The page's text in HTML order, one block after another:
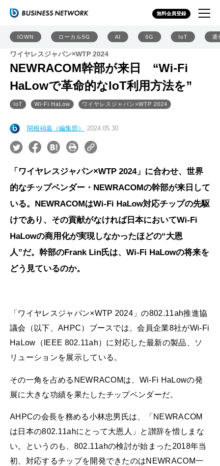
無料会員登録
IOWN ローカル5G AI 6G IoT 通
ワイヤレスジャパン×WTP 2024
NEWRACOM幹部が来日 “Wi-Fi
HaLowで革命的なIoT利用方法を”
IoT Wi-Fi HaLow ワイヤレスジャパン×WTP 2024
関根禎嘉（編集部） 2024.05.30
「ワイヤレスジャパン×WTP 2024」に合わせ、世界
的なチップベンダー・NEWRACOMの幹部が来日して
いる。NEWRACOMはWi-Fi HaLow対応チップの先駆
けであり、その貢献がなければ日本においてWi-Fi
HaLowの商用化が実現しなかったほどの“大恩
人”だ。幹部のFrank Lin氏は、Wi-Fi HaLowの将来を
どう見ているのか。
「ワイヤレスジャパン×WTP 2024」の802.11ah推進協
議会（以下、AHPC）ブースでは、会員企業8社がWi-Fi
HaLow（IEEE 802.11ah）に対応した最新の製品、ソ
リューションを展示している。
その一角を占めるNEWRACOMは、Wi-Fi HaLowの発
展に大きな功績を果たしたチップベンダーだ。
AHPCの会長を務める小林忠男氏は、「NEWRACOM
は日本の802.11ahにとって大恩人」と讃辞を惜しまな
い。というのも、802.11ahの検討が始まった2018年当
初、対応するチップを開発できたのはNEWRACOM一